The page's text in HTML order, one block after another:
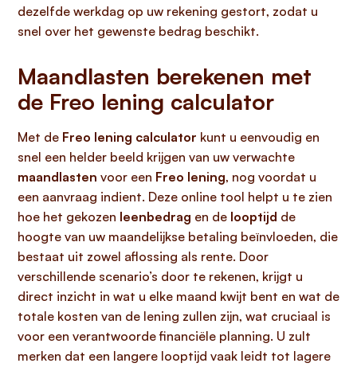
dezelfde werkdag op uw rekening gestort, zodat u
snel over het gewenste bedrag beschikt.
Maandlasten berekenen met
de Freo lening calculator
Met de Freo lening calculator kunt u eenvoudig en
snel een helder beeld krijgen van uw verwachte
maandlasten voor een Freo lening, nog voordat u
een aanvraag indient. Deze online tool helpt u te zien
hoe het gekozen leenbedrag en de looptijd de
hoogte van uw maandelijkse betaling beïnvloeden, die
bestaat uit zowel aflossing als rente. Door
verschillende scenario’s door te rekenen, krijgt u
direct inzicht in wat u elke maand kwijt bent en wat de
totale kosten van de lening zullen zijn, wat cruciaal is
voor een verantwoorde financiële planning. U zult
merken dat een langere looptijd vaak leidt tot lagere